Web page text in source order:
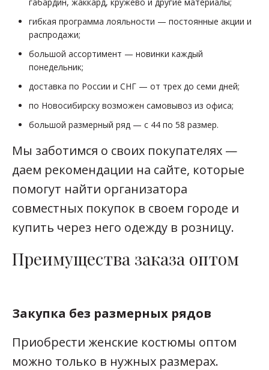
гибкая программа лояльности — постоянные акции и
распродажи;
большой ассортимент — новинки каждый
понедельник;
доставка по России и СНГ — от трех до семи дней;
по Новосибирску возможен самовывоз из офиса;
большой размерный ряд — с 44 по 58 размер.
Мы заботимся о своих покупателях —
даем рекомендации на сайте, которые
помогут найти организатора
совместных покупок в своем городе и
купить через него одежду в розницу.
Преимущества заказа оптом
Закупка без размерных рядов
Приобрести женские костюмы оптом
можно только в нужных размерах.